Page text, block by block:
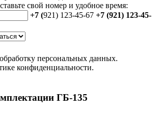
свой номер и удобное время:
+7 (921) 123-45-67 +7 (921) 123-45-
персональных данных.
конфиденциальности.
ГБ-135